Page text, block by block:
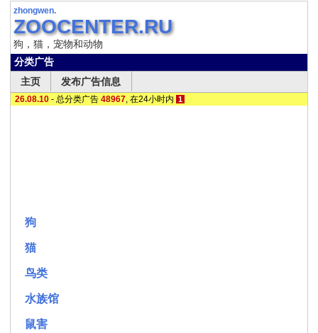
zhongwen.
ZOOCENTER.RU
狗，猫，宠物和动物
分类广告
主页
发布广告信息
26.08.10 - 总分类广告 48967 在24小时内 1
狗
猫
鸟类
水族馆
鼠害